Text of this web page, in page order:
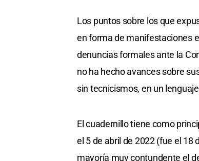
Los puntos sobre los que
en forma de manifestaciones
denuncias formales ante la
no ha hecho avances sobre
sin tecnicismos, en un
El cuadernillo tiene como
el 5 de abril de 2022 (fue el 18
mayoría muy contundente el